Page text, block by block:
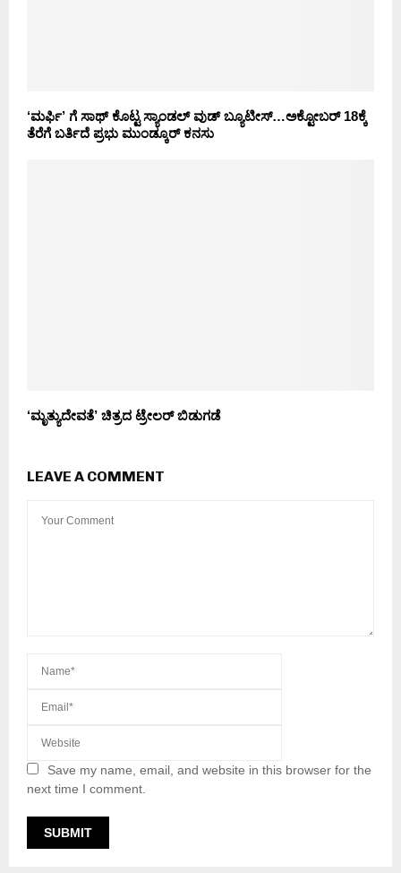
‘ಮರ್ಫಿ’ ಗೆ ಸಾಥ್ ಕೊಟ್ಟ ಸ್ಯಾಂಡಲ್ ವುಡ್ ಬ್ಯೂಟೀಸ್…ಅಕ್ಟೋಬರ್ 18ಕ್ಕೆ
ತೆರೆಗೆ ಬರ್ತಿದೆ ಪ್ರಭು ಮುಂಡ್ಕೂರ್ ಕನಸು
‘ಮೃತ್ಯುದೇವತೆ’ ಚಿತ್ರದ ಟ್ರೇಲರ್ ಬಿಡುಗಡೆ
LEAVE A COMMENT
Save my name, email, and website in this browser for the
next time I comment.